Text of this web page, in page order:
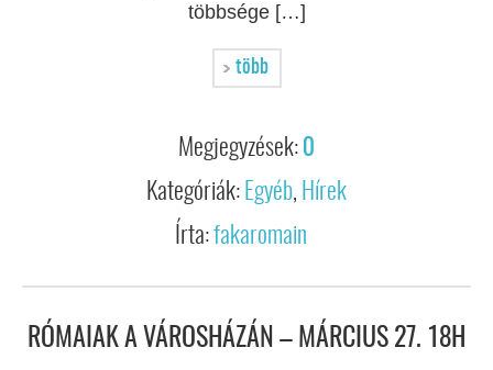
többsége […]
több
Megjegyzések: 0
Kategóriák: Egyéb, Hírek
Írta:fakaromain
RÓMAIAK A VÁROSHÁZÁN – MÁRCIUS 27. 18H